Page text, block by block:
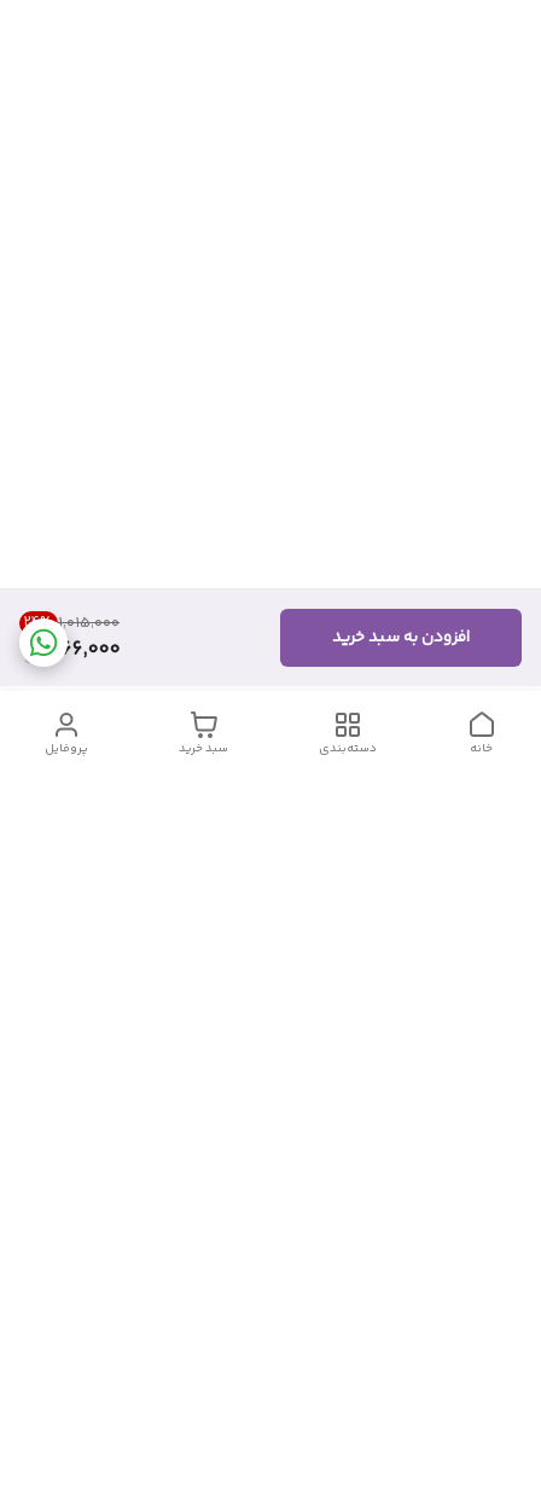
۱٬۰۱۵٬۰۰۰ 24%
766,000 افزودن به سبد خرید
پروفایل سبد خرید دسته‌بندی خانه